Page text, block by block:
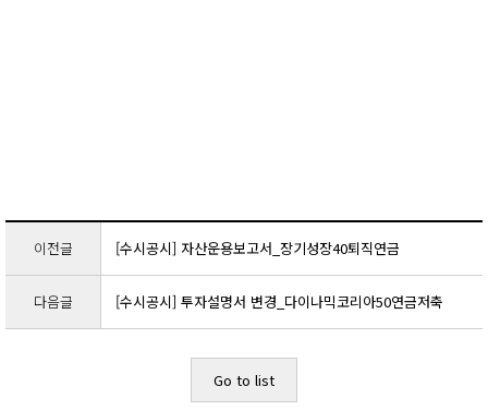
이전글 [수시공시] 자산운용보고서_장기성장40퇴직연금
다음글 [수시공시] 투자설명서 변경_다이나믹코리아50연금저축
Go to list